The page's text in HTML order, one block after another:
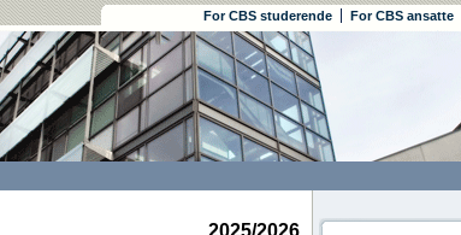
For CBS studerende For CBS ansatte
2025/2026